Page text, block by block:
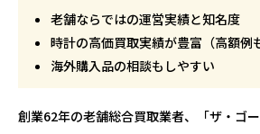
老舗ならではの運営実績と知名度
時計の高価買取実績が豊富（高額例
海外購入品の相談もしやすい
創業62年の老舗総合買取業者、「ザ・ゴー